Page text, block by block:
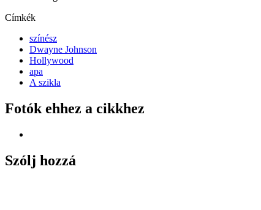
Címkék
színész
Dwayne Johnson
Hollywood
apa
A szikla
Fotók ehhez a cikkhez
Szólj hozzá